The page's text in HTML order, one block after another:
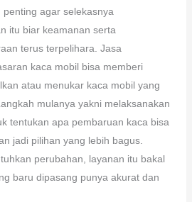
agar selekasnya
itu biar keamanan serta
terus terpelihara. Jasa
kaca mobil bisa memberi
atau menukar kaca mobil yang
mulanya yakni melaksanakan
tentukan apa pembaruan kaca bisa
jadi pilihan yang lebih bagus.
perubahan, layanan itu bakal
baru dipasang punya akurat dan